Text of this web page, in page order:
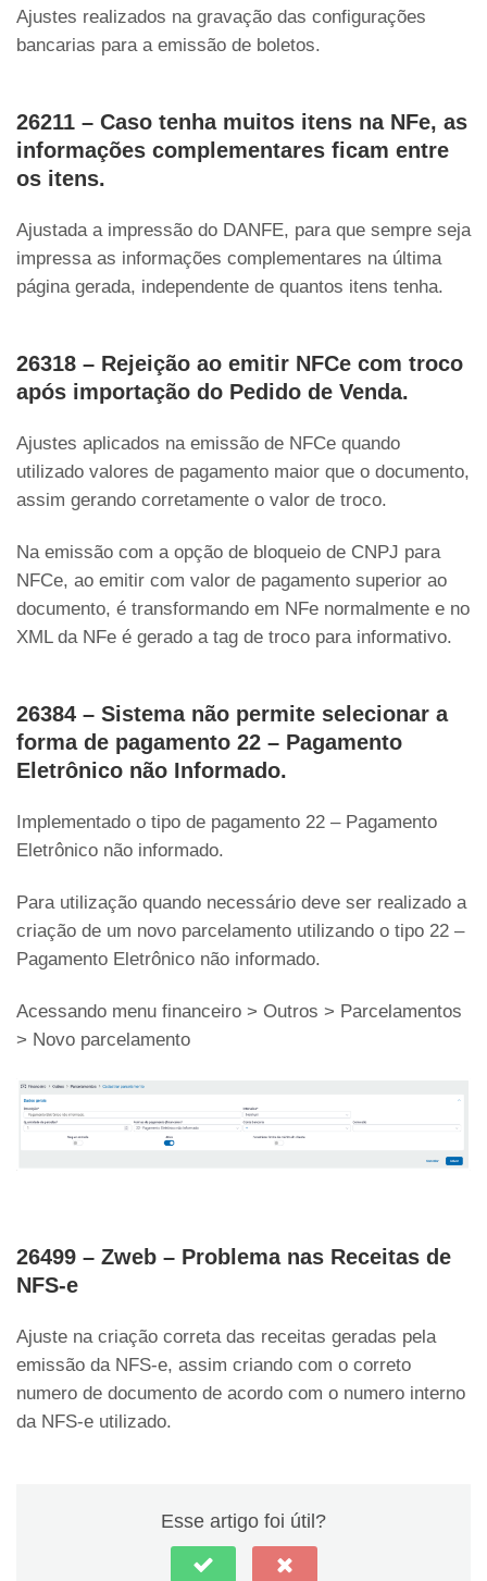
Ajustes realizados na gravação das configurações
bancarias para a emissão de boletos.
26211 – Caso tenha muitos itens na NFe, as
informações complementares ficam entre
os itens.
Ajustada a impressão do DANFE, para que sempre seja
impressa as informações complementares na última
página gerada, independente de quantos itens tenha.
26318 – Rejeição ao emitir NFCe com troco
após importação do Pedido de Venda.
Ajustes aplicados na emissão de NFCe quando
utilizado valores de pagamento maior que o documento,
assim gerando corretamente o valor de troco.
Na emissão com a opção de bloqueio de CNPJ para
NFCe, ao emitir com valor de pagamento superior ao
documento, é transformando em NFe normalmente e no
XML da NFe é gerado a tag de troco para informativo.
26384 – Sistema não permite selecionar a
forma de pagamento 22 – Pagamento
Eletrônico não Informado.
Implementado o tipo de pagamento 22 – Pagamento
Eletrônico não informado.
Para utilização quando necessário deve ser realizado a
criação de um novo parcelamento utilizando o tipo 22 –
Pagamento Eletrônico não informado.
Acessando menu financeiro > Outros > Parcelamentos
> Novo parcelamento
26499 – Zweb – Problema nas Receitas de
NFS-e
Ajuste na criação correta das receitas geradas pela
emissão da NFS-e, assim criando com o correto
numero de documento de acordo com o numero interno
da NFS-e utilizado.
Esse artigo foi útil?